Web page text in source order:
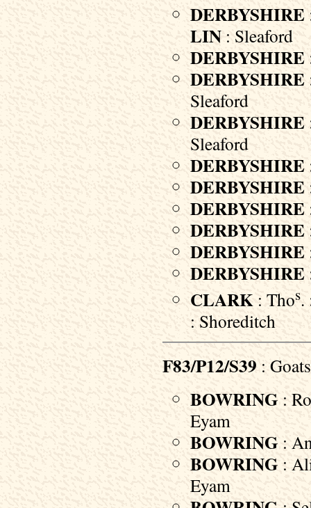
DERBYSHIRE
LIN : Sleaford
DERBYSHIRE
DERBYSHIRE
Sleaford
DERBYSHIRE
Sleaford
DERBYSHIRE
DERBYSHIRE
DERBYSHIRE
DERBYSHIRE
DERBYSHIRE
DERBYSHIRE
CLARK : Thos.
: Shoreditch
F83/P12/S39 :
BOWRING :
Eyam
BOWRING :
BOWRING :
Eyam